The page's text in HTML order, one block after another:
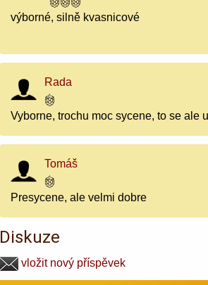
výborné, silně kvasnicové
Rada
Vyborne, trochu moc sycene, to se ale
Tomáš
Presycene, ale velmi dobre
Diskuze
vložit nový příspěvek